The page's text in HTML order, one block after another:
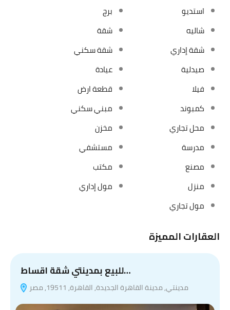
استديو
برج
شاليه
شقة
شقة إداري
شقة سكني
صيدلية
عيادة
فيلا
قطعة ارض
كمبوند
مبني سكني
محل تجاري
مخزن
مدرسة
مستشفي
مصنع
مكتب
منزل
مول إداري
مول تجاري
العقارات المميزة
للبيع بمدينتي شقة اقساط…
مدينتي, مدينة القاهرة الجديدة, القاهرة, 19511, مصر